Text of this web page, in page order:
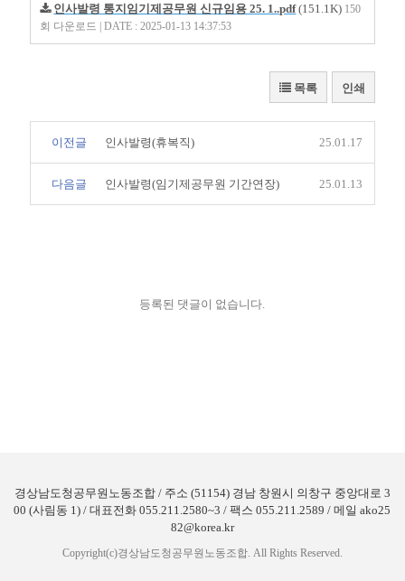
인사발령 통지임기제공무원 신규임용 25. 1..pdf(151.1K) 150
회 다운로드 | DATE : 2025-01-13 14:37:53
목록 인쇄
이전글 인사발령(휴복직) 25.01.17
다음글 인사발령(임기제공무원 기간연장) 25.01.13
등록된 댓글이 없습니다.
경상남도청공무원노동조합 / 주소 (51154) 경남 창원시 의창구 중앙대로 3
00 (사림동 1) / 대표전화 055.211.2580~3 / 팩스 055.211.2589 / 메일 ako25
82@korea.kr
Copyright(c)경상남도청공무원노동조합. All Rights Reserved.